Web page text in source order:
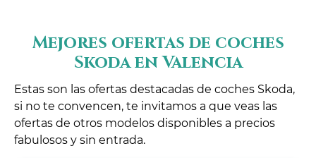
Mejores ofertas de coches
Skoda en Valencia
Estas son las ofertas destacadas de coches Skoda,
si no te convencen, te invitamos a que veas las
ofertas de otros modelos disponibles a precios
fabulosos y sin entrada.